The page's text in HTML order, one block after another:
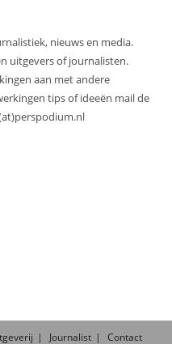
nieuws en media.
uitgevers of journalisten.
aan met andere
tips of ideeën mail de
Journalist Contact